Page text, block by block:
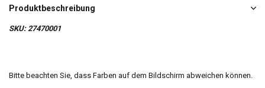
Produktbeschreibung
SKU: 27470001
Bitte beachten Sie, dass Farben auf dem Bildschirm abweichen können.